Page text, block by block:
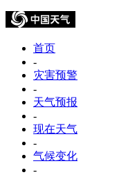
首页
-
灾害预警
-
天气预报
-
现在天气
-
气候变化
-